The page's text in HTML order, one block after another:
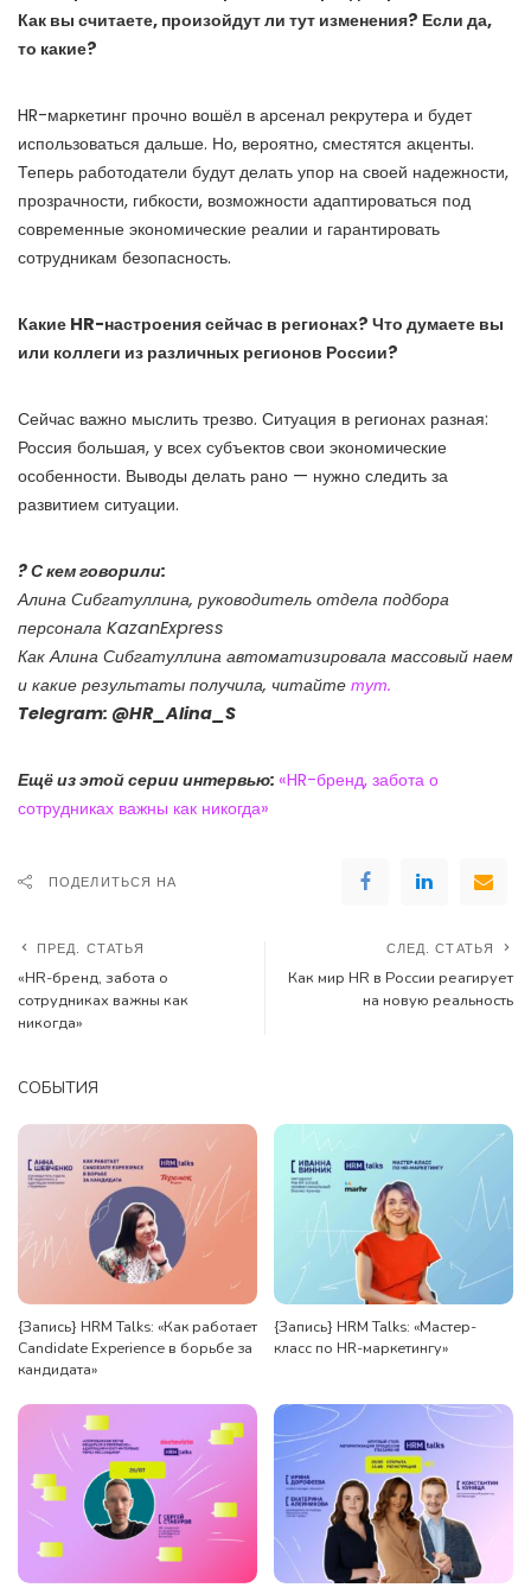
Как вы считаете, произойдут ли тут изменения? Если да,
то какие?
HR-маркетинг прочно вошёл в арсенал рекрутера и будет
использоваться дальше. Но, вероятно, сместятся акценты.
Теперь работодатели будут делать упор на своей надежности,
прозрачности, гибкости, возможности адаптироваться под
современные экономические реалии и гарантировать
сотрудникам безопасность.
Какие HR-настроения сейчас в регионах? Что думаете вы
или коллеги из различных регионов России?
Сейчас важно мыслить трезво. Ситуация в регионах разная:
Россия большая, у всех субъектов свои экономические
особенности. Выводы делать рано — нужно следить за
развитием ситуации.
? С кем говорили:
Алина Сибгатуллина, руководитель отдела подбора
персонала KazanExpress
Как Алина Сибгатуллина автоматизировала массовый наем
и какие результаты получила, читайте тут.
Telegram: @HR_Alina_S
Ещё из этой серии интервью: «HR-бренд, забота о
сотрудниках важны как никогда»
ПОДЕЛИТЬСЯ НА
ПРЕД. СТАТЬЯ
«HR-бренд, забота о
сотрудниках важны как
никогда»
СЛЕД. СТАТЬЯ
Как мир HR в России реагирует
на новую реальность
СОБЫТИЯ
{Запись} HRM Talks: «Как работает
Candidate Experience в борьбе за
кандидата»
{Запись} HRM Talks: «Мастер-
класс по HR-маркетингу»